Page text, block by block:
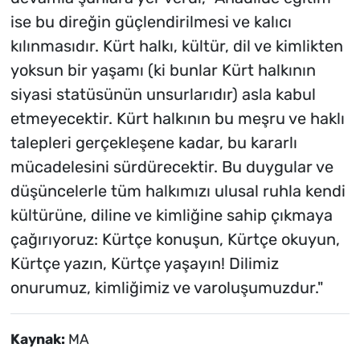
ise bu direğin güçlendirilmesi ve kalıcı
kılınmasıdır. Kürt halkı, kültür, dil ve kimlikten
yoksun bir yaşamı (ki bunlar Kürt halkının
siyasi statüsünün unsurlarıdır) asla kabul
etmeyecektir. Kürt halkının bu meşru ve haklı
talepleri gerçekleşene kadar, bu kararlı
mücadelesini sürdürecektir. Bu duygular ve
düşüncelerle tüm halkımızı ulusal ruhla kendi
kültürüne, diline ve kimliğine sahip çıkmaya
çağırıyoruz: Kürtçe konuşun, Kürtçe okuyun,
Kürtçe yazın, Kürtçe yaşayın! Dilimiz
onurumuz, kimliğimiz ve varoluşumuzdur."
Kaynak: MA